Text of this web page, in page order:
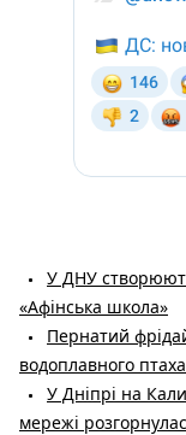
У ДНУ
«Афінська школа»
Пернатий
водоплавного
У Дніпрі на
мережі